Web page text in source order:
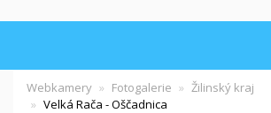
Webkamery Fotogalerie
Žilinský kraj
Velká Rača - Oščadnica